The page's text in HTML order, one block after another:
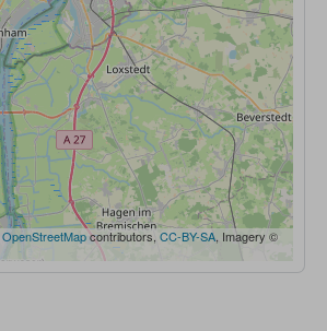
OpenStreetMapcontributors, CC-BY-SA, Imagery ©